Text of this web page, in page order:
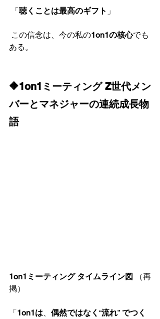
「聴くことは最高のギフト 」
この信念は、今の私の1on1の核心でも
ある。
🔶1on1ミーティング Z世代メン
バーとマネジャーの連続成長物
語
1on1ミーティング タイムライン図
（再
掲）
「1on1は、 偶然ではなく “流れ” でつく